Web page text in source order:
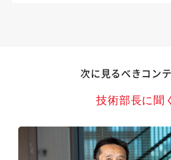
次に見るべきコン
技術部長に聞く